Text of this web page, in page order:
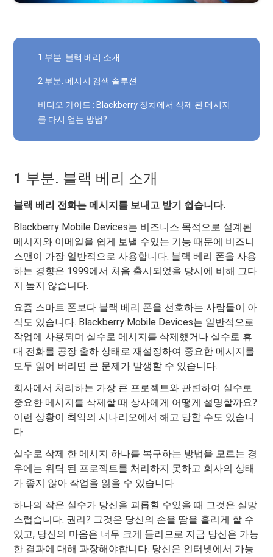
1 부분. 블랙 베리 소개
2 부분. 메시지 검색 솔루션
비디오 가이드 : Blackberry 장치에서 삭제 된 메시지
를 다시 얻는 방법?
1 부분. 블랙 베리 소개
블랙 베리 전화는 메시지를 보내고 받기 쉽습니다.
Blackberry Mobile Devices는 비즈니스 목적으로 설계된
메시지와 이메일을 쉽게 보낼 수있는 기능 때문에 비즈니
스맨이 가장 일반적으로 사용합니다. 블랙 베리 폰을 사용
하는 경향은 1999에서 처음 출시되었을 당시에 비해 그다
지 높지 않습니다.
요즘 스마트 폰보다 블랙 베리 폰을 선호하는 사람들이 아
직도 있습니다. Blackberry Mobile Devices는 일반적으로
작업에 사용되며 실수로 메시지를 삭제했거나 실수로 휴
대 전화를 공장 출하 상태로 재설정하여 중요한 메시지를
모두 잃어 버리면 큰 문제가 발생할 수 있습니다.
회사에서 처리하는 가장 큰 프로젝트와 관련하여 실수로
중요한 메시지를 삭제할 때 상사에게 어떻게 설명할까요?
이런 상황이 최악의 시나리오에서 해고 당할 수도 있습니
다.
실수로 삭제 한 메시지 하나를 복구하는 방법을 모르는 경
우에는 위탁 된 프로젝트를 처리하지 못하고 회사의 상태
가 좋지 않아 작업을 잃을 수 있습니다.
하나의 작은 실수가 당신을 괴롭힐 수있을 때 그것은 실망
스럽습니다. 권리? 그것은 당신의 손을 땀을 흘리게 할 수
있고, 당신의 마음은 너무 크게 들리므로 지금 당신은 가능
한 결과에 대해 과장해야합니다. 당신은 인터넷에서 가능